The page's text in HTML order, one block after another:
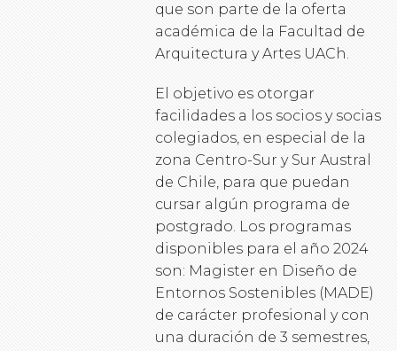
que son parte de la oferta
académica de la Facultad de
Arquitectura y Artes UACh.
El objetivo es otorgar
facilidades a los socios y socias
colegiados, en especial de la
zona Centro-Sur y Sur Austral
de Chile, para que puedan
cursar algún programa de
postgrado. Los programas
disponibles para el año 2024
son: Magister en Diseño de
Entornos Sostenibles (MADE)
de carácter profesional y con
una duración de 3 semestres,